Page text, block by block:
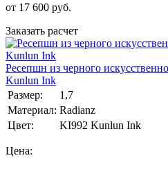
от 17 600 руб.
Заказать расчет
Ресепшн из черного
Kunlun Ink
Размер:
1,7
Материал: Radianz
Цвет:
KI992 Kunlun Ink
Цена: